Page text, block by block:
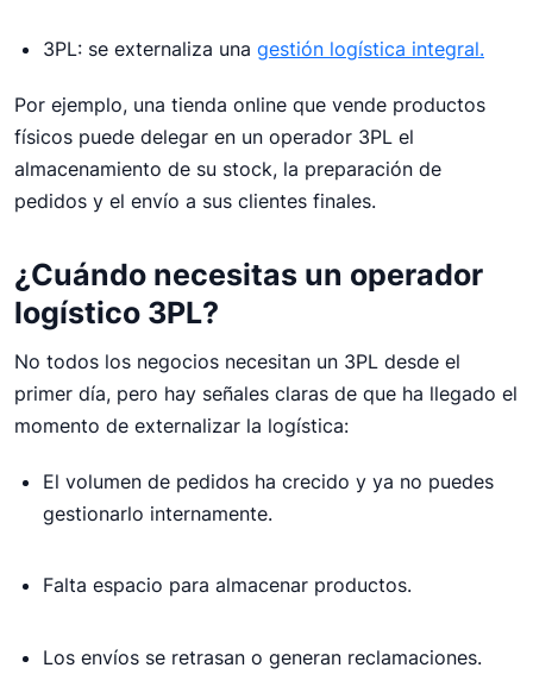
3PL: se externaliza una gestión logística integral.
Por ejemplo, una tienda online que vende productos
físicos puede delegar en un operador 3PL el
almacenamiento de su stock, la preparación de
pedidos y el envío a sus clientes finales.
¿Cuándo necesitas un operador
logístico 3PL?
No todos los negocios necesitan un 3PL desde el
primer día, pero hay señales claras de que ha llegado el
momento de externalizar la logística:
El volumen de pedidos ha crecido y ya no puedes
gestionarlo internamente.
Falta espacio para almacenar productos.
Los envíos se retrasan o generan reclamaciones.